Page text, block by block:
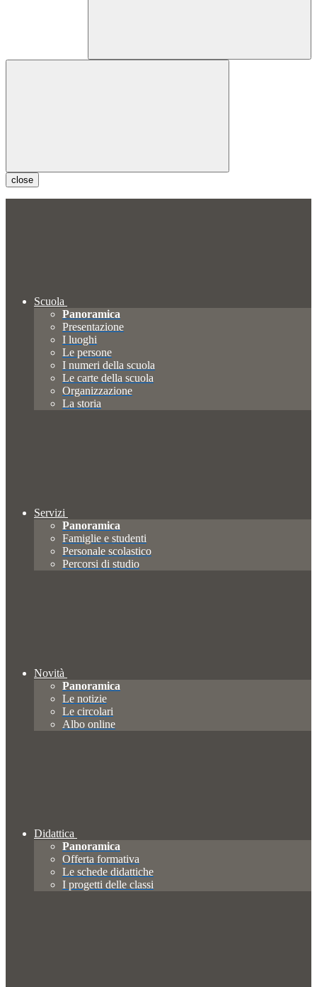
close
Scuola
Panoramica
Presentazione
I luoghi
Le persone
I numeri della scuola
Le carte della scuola
Organizzazione
La storia
Servizi
Panoramica
Famiglie e studenti
Personale scolastico
Percorsi di studio
Novità
Panoramica
Le notizie
Le circolari
Albo online
Didattica
Panoramica
Offerta formativa
Le schede didattiche
I progetti delle classi